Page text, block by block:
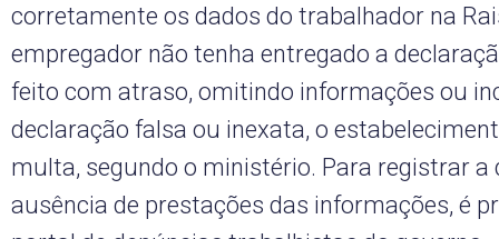
corretamente os dados do trabalhador na
empregador não tenha entregado a
feito com atraso, omitindo informações ou
declaração falsa ou inexata, o
multa, segundo o ministério. Para registrar a
ausência de prestações das informações, é